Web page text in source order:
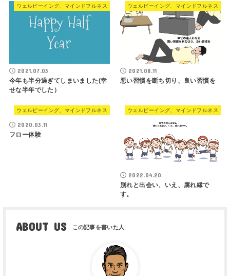
ウェルビーイング、マインドフルネス
2021.07.03
今年も半分過ぎてしまいました(幸
せな半年でした）
ウェルビーイング、マインドフルネス
2021.08.11
悪い習慣を断ち切り、良い習慣を
ウェルビーイング、マインドフルネス
2020.03.11
フロー体験
ウェルビーイング、マインドフルネス
2022.04.20
別れと出会い、いえ、腐れ縁で
す。
ABOUT US